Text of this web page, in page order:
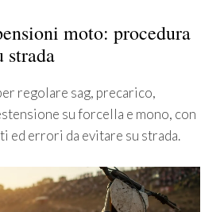
moto: procedura
strada
regolare sag, precarico,
su forcella e mono, con
ed errori da evitare su strada.